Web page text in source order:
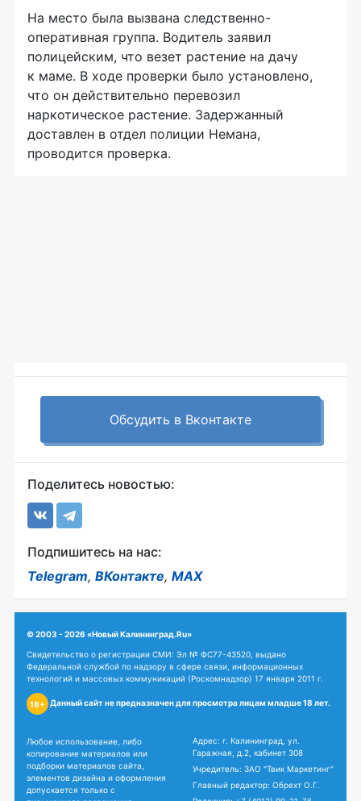
На место была вызвана следственно-
оперативная группа. Водитель заявил
полицейским, что везет растение на дачу
к маме. В ходе проверки было установлено,
что он действительно перевозил
наркотическое растение. Задержанный
доставлен в отдел полиции Немана,
проводится проверка.
Обсудить в Вконтакте
Поделитесь новостью:
Подпишитесь на нас:
Telegram, ВКонтакте, MAX
© 2003 - 2026 «Новый Калининград.Ru»
Свидетельство о регистрации СМИ: Эл № ФС77-43520, выдано
Федеральной службой по надзору в сфере связи, информационных
технологий и массовых коммуникаций (Роскомнадзор) 17 января 2011 г.
18+ Данный сайт не предназначен для просмотра лицам младше 18 лет.
Любое использование, либо
копирование материалов или
подборки материалов сайта,
элементов дизайна и оформления
допускается только с
Адрес: г. Калининград, ул.
Гаражная, д.2, кабинет 308
Учредитель: ЗАО "Твик Маркетинг"
Главный редактор: Обрехт О.Г.